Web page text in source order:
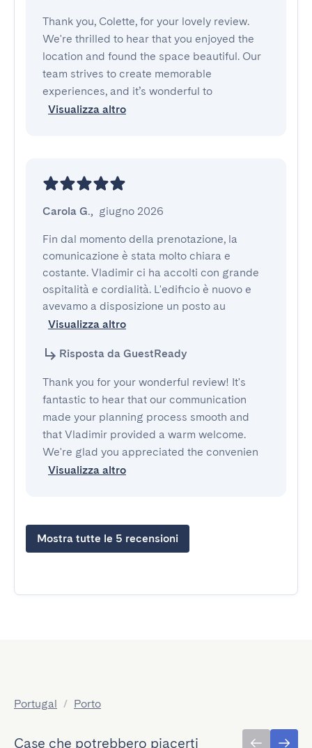
Thank you, Colette, for your lovely review.
We're thrilled to hear that you enjoyed the
location and found the space beautiful. Our
team strives to create memorable
experiences, and it’s wonderful to
Visualizza altro
Carola G., giugno 2026
Fin dal momento della prenotazione, la
comunicazione è stata molto chiara e
costante. Vladimir ci ha accolti con grande
ospitalità e cordialità. L'edificio è nuovo e
avevamo a disposizione un posto au
Visualizza altro
Risposta da GuestReady
Thank you for your wonderful review! It's
fantastic to hear that our communication
made your planning process smooth and
that Vladimir provided a warm welcome.
We're glad you appreciated the convenien
Visualizza altro
Mostra tutte le 5 recensioni
Portugal / Porto
Case che potrebbero piacerti